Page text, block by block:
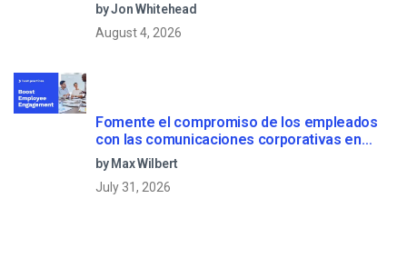
by Jon Whitehead
August 4, 2026
Fomente el compromiso de los empleados
con las comunicaciones corporativas en
directo
by Max Wilbert
July 31, 2026